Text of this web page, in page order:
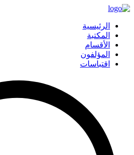
الرئيسية
المكتبة
الأقسام
المؤلفون
اقتباسات